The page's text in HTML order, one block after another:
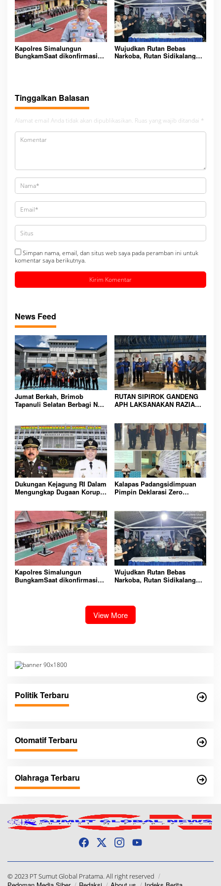
Kapolres Simalungun
BungkamSaat dikonfirmasi
Wujudkan Rutan Bebas
Narkoba, Rutan Sidikalang
Tinggalkan Balasan
Alamat email Anda tidak akan dipublikasikan. Ruas yang wajib ditandai *
Simpan nama, email, dan situs web saya pada peramban ini untuk
komentar saya berikutnya.
News Feed
Jumat Berkah, Brimob
Tapanuli Selatan Berbagi Nasi
RUTAN SIPIROK GANDENG
APH LAKSANAKAN RAZIA
LINGKUNGAN
PEMASYARAKATAN YANG
AMAN
Dukungan Kejagung RI Dalam
Mengungkap Dugaan Korupsi
Dan Tangkap!
Kalapas Padangsidimpuan
Pimpin Deklarasi Zero
Padangsidimpuan
Kapolres Simalungun
BungkamSaat dikonfirmasi
Dikecamatan gunung malela
Wujudkan Rutan Bebas
Narkoba, Rutan Sidikalang
View More
Politik Terbaru
Otomatif Terbaru
Olahraga Terbaru
© 2023 PT Sumut Global Pratama. All right reserved